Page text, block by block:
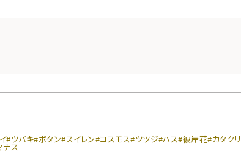
#ツバキ#ボタン#スイレン#コスモス#ツツジ#ハス#彼岸花#カタクリ
ナス